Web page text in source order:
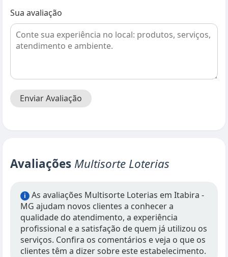
Sua avaliação
Enviar Avaliação
Avaliações Multisorte Loterias
i
As avaliações Multisorte Loterias em Itabira -
MG ajudam novos clientes a conhecer a
qualidade do atendimento, a experiência
profissional e a satisfação de quem já utilizou os
serviços. Confira os comentários e veja o que os
clientes têm a dizer sobre este estabelecimento.